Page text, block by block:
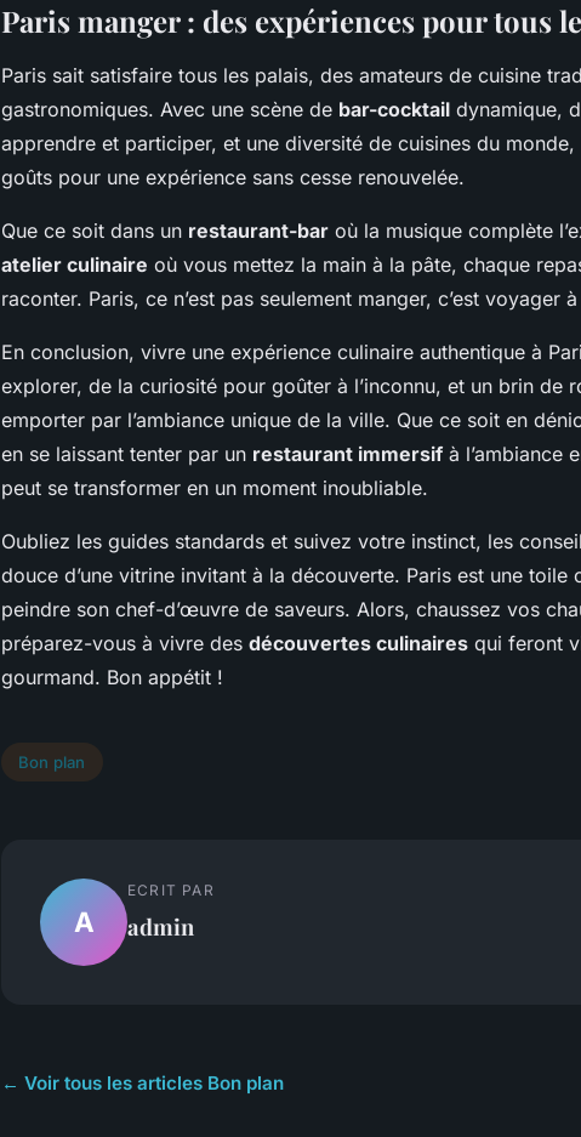
Paris manger : des expériences pour tous
Paris sait satisfaire tous les palais, des amateurs de cuisine
gastronomiques. Avec une scène de bar-cocktail dynamique,
apprendre et participer, et une diversité de cuisines du
goûts pour une expérience sans cesse renouvelée.
Que ce soit dans un restaurant-bar où la musique complète
atelier culinaire où vous mettez la main à la pâte, chaque
raconter. Paris, ce n’est pas seulement manger, c’est voyager
En conclusion, vivre une expérience culinaire authentique à
explorer, de la curiosité pour goûter à l’inconnu, et un brin de
emporter par l’ambiance unique de la ville. Que ce soit en
en se laissant tenter par un restaurant immersif à l’ambiance
peut se transformer en un moment inoubliable.
Oubliez les guides standards et suivez votre instinct, les
douce d’une vitrine invitant à la découverte. Paris est une toile
peindre son chef-d’œuvre de saveurs. Alors, chaussez vos
préparez-vous à vivre des découvertes culinaires qui feront
gourmand. Bon appétit !
Bon plan
A
ECRIT PAR
admin
← Voir tous les articles Bon plan